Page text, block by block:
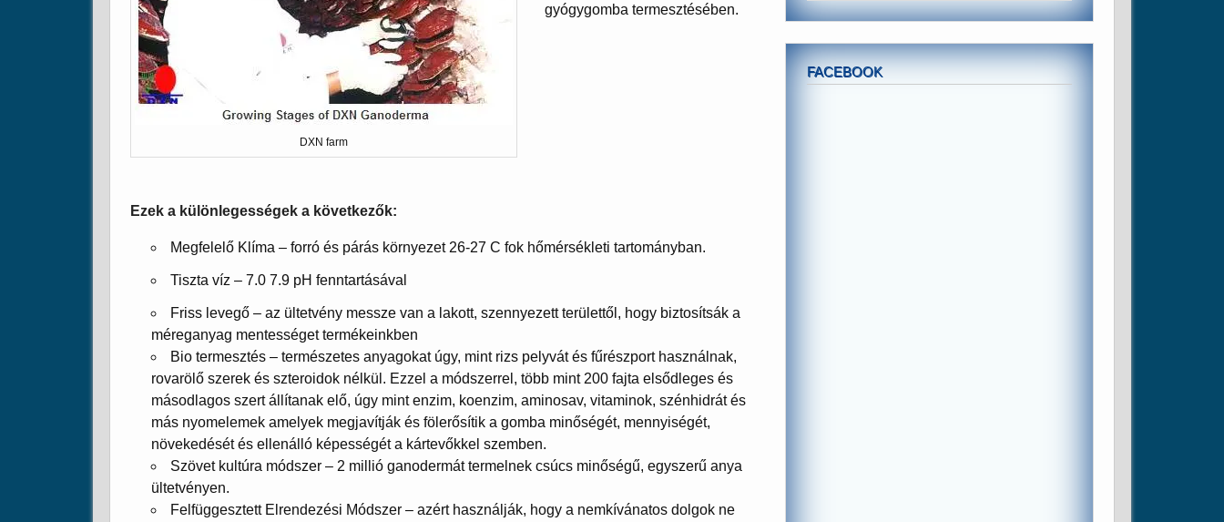
DXN farm
gyógygomba termesztésében.
Ezek a különlegességek a következők:
Megfelelő Klíma – forró és párás környezet 26-27 C fok hőmérsékleti tartományban.
Tiszta víz – 7.0 7.9 pH fenntartásával
Friss levegő – az ültetvény messze van a lakott, szennyezett területtől, hogy biztosítsák a
méreganyag mentességet termékeinkben
Bio termesztés – természetes anyagokat úgy, mint rizs pelyvát és fűrészport használnak,
rovarölő szerek és szteroidok nélkül. Ezzel a módszerrel, több mint 200 fajta elsődleges és
másodlagos szert állítanak elő, úgy mint enzim, koenzim, aminosav, vitaminok, szénhidrát és
más nyomelemek amelyek megjavítják és fölerősítik a gomba minőségét, mennyiségét,
növekedését és ellenálló képességét a kártevőkkel szemben.
Szövet kultúra módszer – 2 millió ganodermát termelnek csúcs minőségű, egyszerű anya
ültetvényen.
Felfüggesztett Elrendezési Módszer – azért használják, hogy a nemkívánatos dolgok ne
FACEBOOK